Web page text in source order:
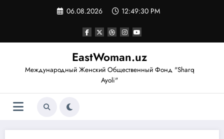
06.08.2026 12:49:31 PM
EastWoman.uz
Международный Женский Общественный Фонд "Sharq
Ayoli"